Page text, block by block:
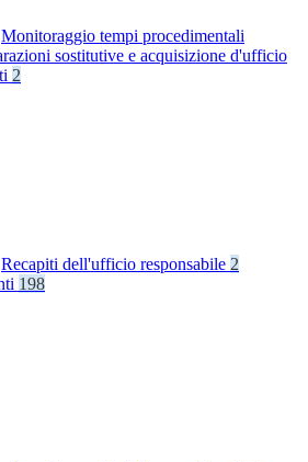
Monitoraggio tempi procedimentali
sostitutive e acquisizione d'ufficio
2
Recapiti dell'ufficio responsabile 2
198